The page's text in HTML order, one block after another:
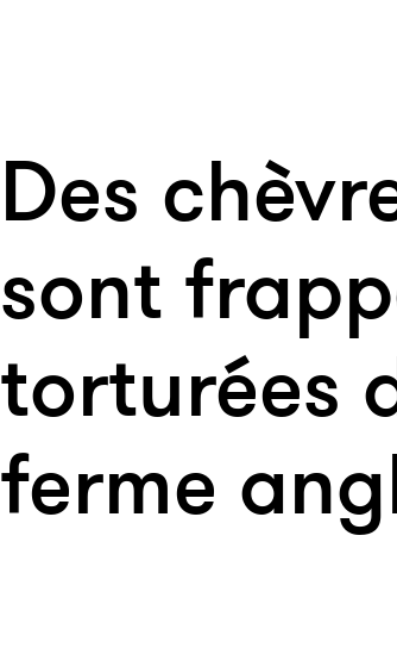
Des
sont
torturées
ferme